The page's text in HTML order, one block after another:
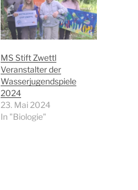
MS Stift Zwettl
Veranstalter der
Wasserjugendspiele
2024
23. Mai 2024
In "Biologie"